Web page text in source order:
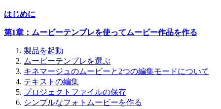
はじめに
第1章：ムービーテンプレを使ってムービー作品を作る
製品を起動
ムービーテンプレを選ぶ
キネマージュのムービーと2つの編集モードについて
テキストの編集
プロジェクトファイルの保存
シンプルなフォトムービーを作る